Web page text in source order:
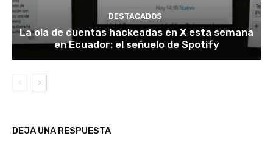
DESTACADOS
La ola de cuentas hackeadas en X esta semana
en Ecuador: el señuelo de Spotify
DEJA UNA RESPUESTA